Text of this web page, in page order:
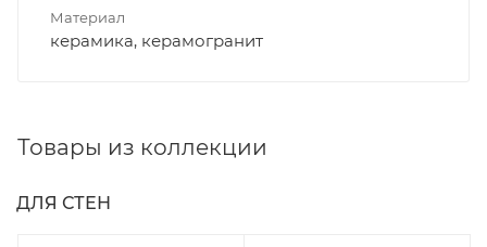
Материал
керамика, керамогранит
Товары из коллекции
ДЛЯ СТЕН